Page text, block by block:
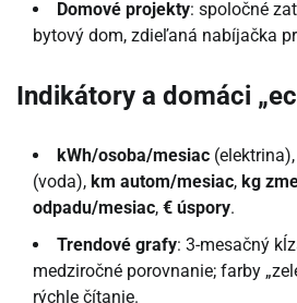
Domové projekty: spoločné
bytový dom, zdieľaná nabíjačka
Indikátory a domáci
kWh/osoba/mesiac (elektrina),
(voda), km autom/mesiac, kg
odpadu/mesiac, € úspory.
Trendové grafy: 3-mesačný
medziročné porovnanie; farby
rýchle čítanie.